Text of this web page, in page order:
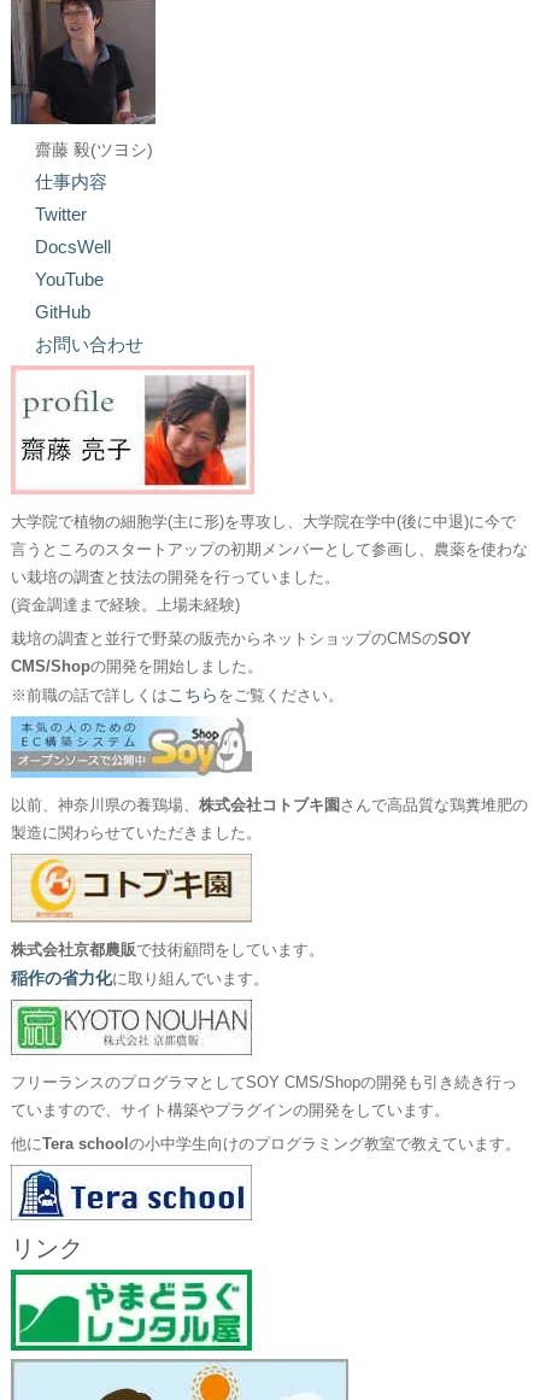
齋藤 毅(ツヨシ)
仕事内容
Twitter
DocsWell
YouTube
GitHub
お問い合わせ
大学院で植物の細胞学(主に形)を専攻し、大学院在学中(後に中退)に今で
言うところのスタートアップの初期メンバーとして参画し、農薬を使わな
い栽培の調査と技法の開発を行っていました。
(資金調達まで経験。上場未経験)
栽培の調査と並行で野菜の販売からネットショップのCMSのSOY
CMS/Shopの開発を開始しました。
※前職の話で詳しくはこちら をご覧ください。
以前、神奈川県の養鶏場、 株式会社コトブキ園 さんで高品質な鶏糞堆肥の
製造に関わらせていただきました。
株式会社京都農販で技術顧問をしています。
稲作の省力化に取り組んでいます。
フリーランスのプログラマとしてSOY CMS/Shopの開発も引き続き行っ
ていますので、サイト構築やプラグインの開発をしています。
他にTera school の小中学生向けのプログラミング教室で教えています。
リンク